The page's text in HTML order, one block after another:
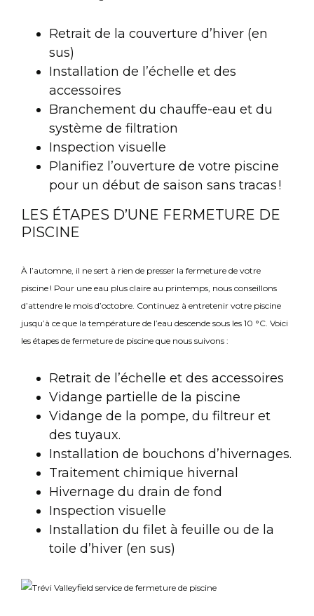
Retrait de la couverture d’hiver (en
sus)
Installation de l’échelle et des
accessoires
Branchement du chauffe-eau et du
système de filtration
Inspection visuelle
Planifiez l’ouverture de votre piscine
pour un début de saison sans tracas !
LES ÉTAPES D’UNE FERMETURE DE
PISCINE
À l’automne, il ne sert à rien de presser la fermeture de votre
piscine ! Pour une eau plus claire au printemps, nous conseillons
d’attendre le mois d’octobre. Continuez à entretenir votre piscine
jusqu’à ce que la température de l’eau descende sous les 10 °C. Voici
les étapes de fermeture de piscine que nous suivons :
Retrait de l’échelle et des accessoires
Vidange partielle de la piscine
Vidange de la pompe, du filtreur et
des tuyaux.
Installation de bouchons d’hivernages.
Traitement chimique hivernal
Hivernage du drain de fond
Inspection visuelle
Installation du filet à feuille ou de la
toile d’hiver (en sus)